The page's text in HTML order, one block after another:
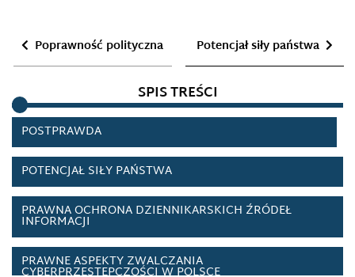
Poprawność polityczna Potencjał siły państwa
SPIS TREŚCI
POLITYKA INFORMACYJNA
POPRAWNOŚĆ POLITYCZNA
POSTPRAWDA
POTENCJAŁ SIŁY PAŃSTWA
PRAWNA OCHRONA DZIENNIKARSKICH ŹRÓDEŁ
INFORMACJI
PRAWNE ASPEKTY ZWALCZANIA
CYBERPRZESTĘPCZOŚCI W POLSCE